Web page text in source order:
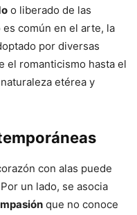
o liberado de las
común en el arte, la
por diversas
el romanticismo hasta el
etérea y
con alas puede
un lado, se asocia
que no conoce